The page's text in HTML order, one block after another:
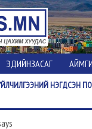
ЭДИЙНЗАСАГ
ҮЙЛЧИЛГЭЭНИЙ НЭГДСЭН